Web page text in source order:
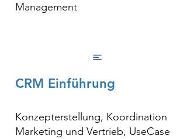
Management
CRM Einführung
Konzepterstellung, Koordination
Marketing und Vertrieb, UseCase